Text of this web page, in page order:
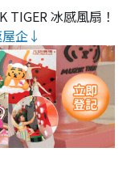
TIGER 冰感風扇！
企↓